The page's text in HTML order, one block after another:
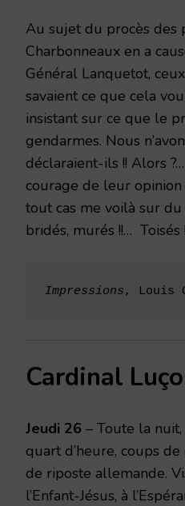
Au sujet du procès des
Charbonneaux en a
Général Lanquetot,
savaient ce que cela
insistant sur ce que le
gendarmes. Nous
déclaraient-ils !! Alors
courage de leur
tout cas me voilà sur du
bridés, murés !!… Toisés
Impressions, Louis
Cardinal
Jeudi 26 – Toute la
quart d’heure, coups de
de riposte allemande.
l’Enfant-Jésus, à